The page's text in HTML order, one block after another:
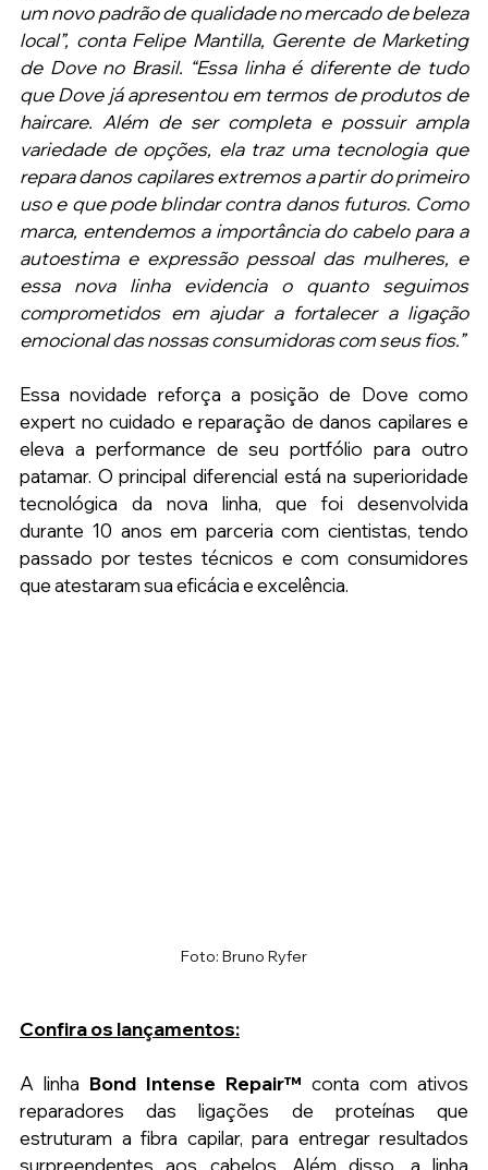
um novo padrão de qualidade no mercado de beleza
local”, conta Felipe Mantilla, Gerente de Marketing
de Dove no Brasil. “Essa linha é diferente de tudo
que Dove já apresentou em termos de produtos de
haircare. Além de ser completa e possuir ampla
variedade de opções, ela traz uma tecnologia que
repara danos capilares extremos a partir do primeiro
uso e que pode blindar contra danos futuros. Como
marca, entendemos a importância do cabelo para a
autoestima e expressão pessoal das mulheres, e
essa nova linha evidencia o quanto seguimos
comprometidos em ajudar a fortalecer a ligação
emocional das nossas consumidoras com seus fios.”
Essa novidade reforça a posição de Dove como
expert no cuidado e reparação de danos capilares e
eleva a performance de seu portfólio para outro
patamar. O principal diferencial está na superioridade
tecnológica da nova linha, que foi desenvolvida
durante 10 anos em parceria com cientistas, tendo
passado por testes técnicos e com consumidores
que atestaram sua eficácia e excelência.
Foto: Bruno Ryfer
Confira os lançamentos:
A linha Bond Intense Repair™ conta com ativos
reparadores das ligações de proteínas que
estruturam a fibra capilar, para entregar resultados
surpreendentes aos cabelos. Além disso, a linha